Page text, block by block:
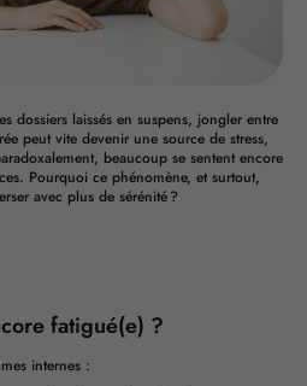
dossiers laissés en suspens, jongler entre
peut vite devenir une source de stress,
beaucoup se sentent encore
Pourquoi ce phénomène, et surtout,
avec plus de sérénité ?
fatigué(e) ?
internes :